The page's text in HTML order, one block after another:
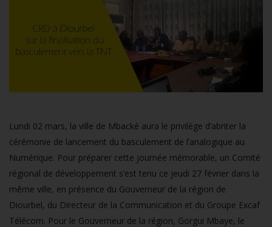
Lundi 02 mars, la ville de Mbacké aura le privilège d’abriter la
cérémonie de lancement du basculement de l’analogique au
Numérique. Pour préparer cette journée mémorable, un Comité
régional de développement s’est tenu ce jeudi 27 février dans la
même ville, en présence du Gouverneur de la région de
Diourbel, du Directeur de la Communication et du Groupe Excaf
Télécom. Pour le Gouverneur de la région, Gorgui Mbaye, le